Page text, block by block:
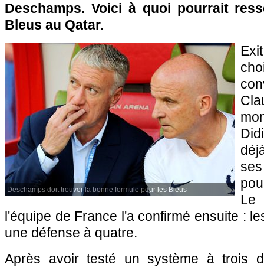
Deschamps. Voici à quoi pourrait
Bleus au Qatar.
Deschamps doit trouver la bonne formule pour les Bleus
Le
l'équipe de France l'a confirmé ensuite :
une défense à quatre.
Après avoir testé un système à trois